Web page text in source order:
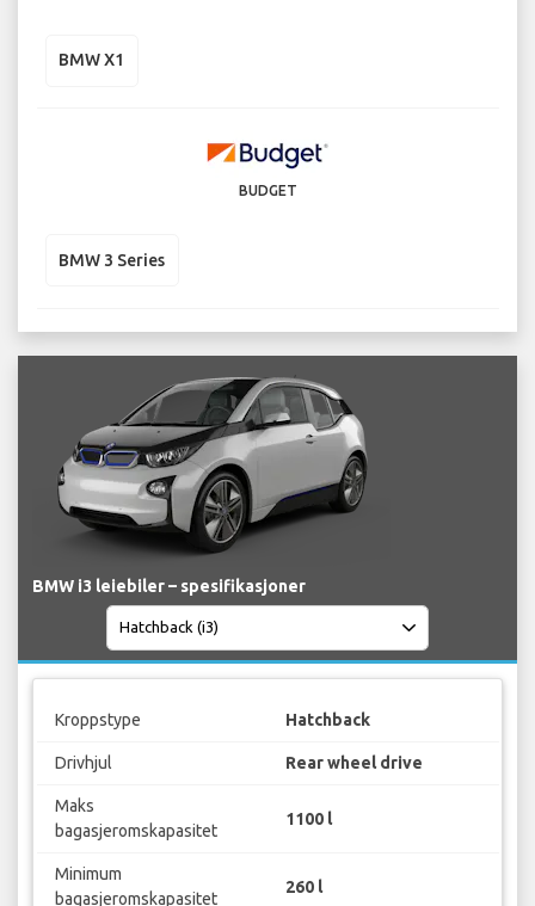
BMW X1
BUDGET
BMW 3 Series
BMW i3 leiebiler – spesifikasjoner
Kroppstype Hatchback
Drivhjul Rear wheel drive
Maks
bagasjeromskapasitet
1100 l
Minimum
bagasjeromskapasitet
260 l